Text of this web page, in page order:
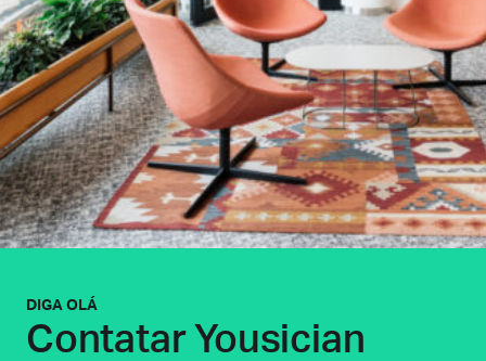
DIGA OLÁ
Contatar Yousician